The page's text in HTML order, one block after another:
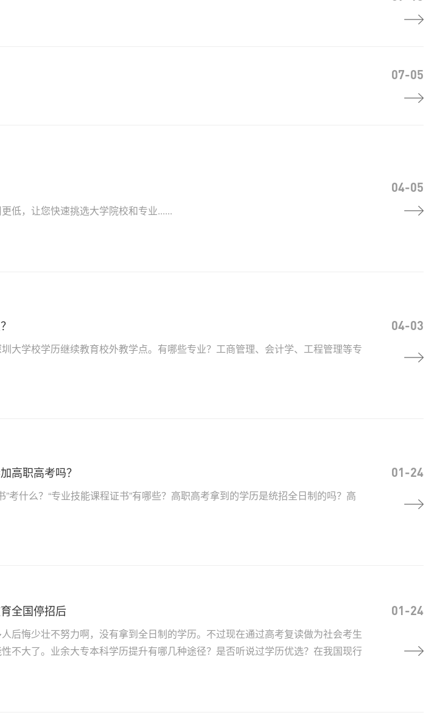
07-05
04-05
低，让您快速挑选大学院校和专业......
04-03
大学校学历继续教育校外教学点。有哪些专业？工商管理、会计学、工程管理等专
高职高考吗？ 01-24
考什么？“专业技能课程证书”有哪些？高职高考拿到的学历是统招全日制的吗？高
全国停招后 01-24
后悔少壮不努力啊，没有拿到全日制的学历。不过现在通过高考复读做为社会考生
不大了。业余大专本科学历提升有哪几种途径？是否听说过学历优选？在我国现行